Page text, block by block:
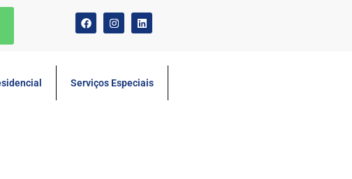
Serviços Especiais